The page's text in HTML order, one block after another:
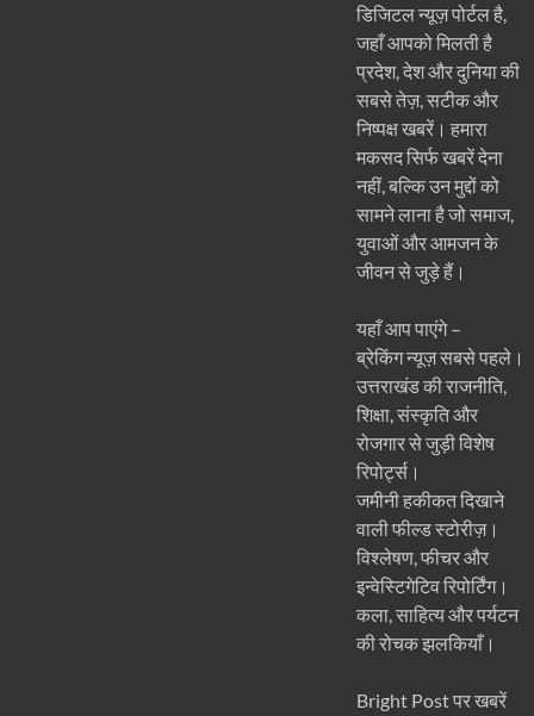
डिजिटल न्यूज़ पोर्टल है,
जहाँ आपको मिलती है
प्रदेश, देश और दुनिया की
सबसे तेज़, सटीक और
निष्पक्ष खबरें। हमारा
मकसद सिर्फ खबरें देना
नहीं, बल्कि उन मुद्दों को
सामने लाना है जो समाज,
युवाओं और आमजन के
जीवन से जुड़े हैं।
यहाँ आप पाएंगे –
ब्रेकिंग न्यूज़ सबसे पहले।
उत्तराखंड की राजनीति,
शिक्षा, संस्कृति और
रोजगार से जुड़ी विशेष
रिपोर्ट्स।
जमीनी हकीकत दिखाने
वाली फील्ड स्टोरीज़।
विश्लेषण, फीचर और
इन्वेस्टिगेटिव रिपोर्टिंग।
कला, साहित्य और पर्यटन
की रोचक झलकियाँ।
Bright Post पर खबरें